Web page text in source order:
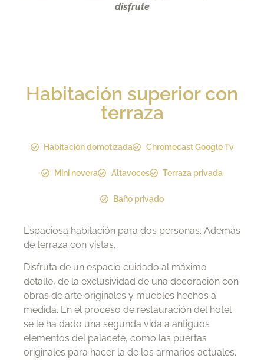
disfrute
Habitación superior con
terraza
Habitación domotizada Chromecast Google Tv
Mini nevera Altavoces Terraza privada
Baño privado
Espaciosa habitación para dos personas. Además
de terraza con vistas.
Disfruta de un espacio cuidado al máximo
detalle, de la exclusividad de una decoración con
obras de arte originales y muebles hechos a
medida. En el proceso de restauración del hotel
se le ha dado una segunda vida a antiguos
elementos del palacete, como las puertas
originales para hacer la de los armarios actuales.